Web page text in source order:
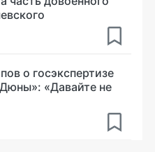
о госэкспертизе
«Давайте не